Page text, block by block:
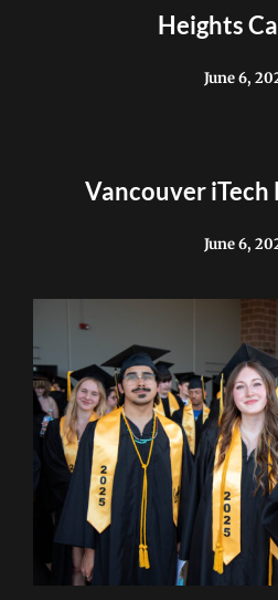
Heights
June 6,
Vancouver
June 6,